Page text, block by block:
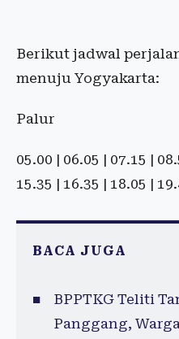
Berikut jadwal
menuju Yogyakarta:
Palur
05.00 | 06.05 | 07.15 |
15.35 | 16.35 | 18.05 |
BACA JUGA
BPPTKG Teliti
Panggang,